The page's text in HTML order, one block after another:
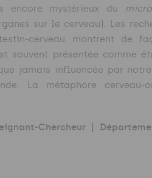
encore mystérieux du
sur le cerveau). Les
cerveau montrent de
souvent présentée comme
jamais influencée par
La métaphore cerveau-
Chercheur |